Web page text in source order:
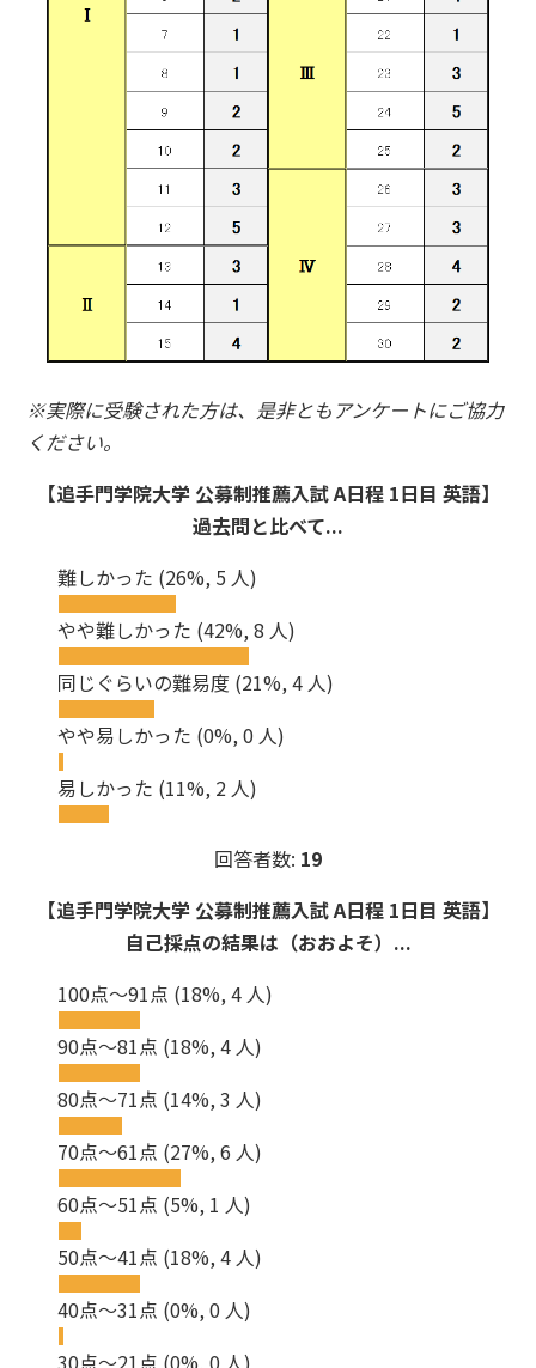
※実際に受験された方は、是非ともアンケートにご協力
ください。
【追手門学院大学 公募制推薦入試 A日程 1日目 英語】
過去問と比べて...
難しかった (26%, 5 人)
やや難しかった (42%, 8 人)
同じぐらいの難易度 (21%, 4 人)
やや易しかった (0%, 0 人)
易しかった (11%, 2 人)
回答者数: 19
【追手門学院大学 公募制推薦入試 A日程 1日目 英語】
自己採点の結果は（おおよそ）...
100点～91点 (18%, 4 人)
90点～81点 (18%, 4 人)
80点～71点 (14%, 3 人)
70点～61点 (27%, 6 人)
60点～51点 (5%, 1 人)
50点～41点 (18%, 4 人)
40点～31点 (0%, 0 人)